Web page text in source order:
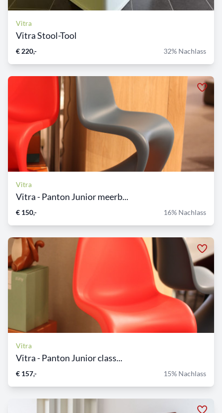
Vitra
Vitra Stool-Tool
€ 220,- 32% Nachlass
Vitra
Vitra - Panton Junior meerb...
€ 150,- 16% Nachlass
Vitra
Vitra - Panton Junior class...
€ 157,- 15% Nachlass